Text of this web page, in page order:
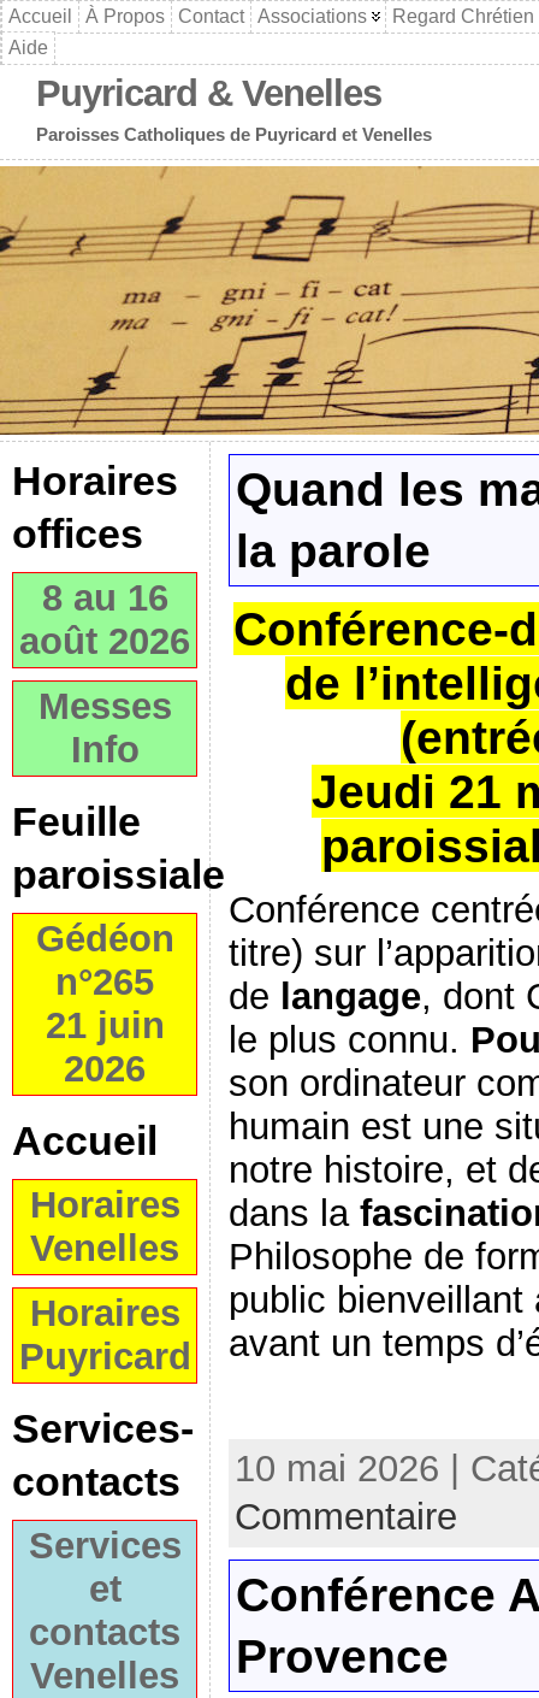
Accueil À Propos Contact Associations
Regard Chrétien
Aide
Puyricard & Venelles
Paroisses Catholiques de Puyricard et Venelles
Horaires
offices
8 au 16
août 2026
Messes
Info
Feuille
paroissiale
Gédéon
n°265
21 juin
2026
Accueil
Horaires
Venelles
Horaires
Puyricard
Services-
contacts
Services
et
contacts
Venelles
Quand les
la parole
Conférence-
de
Jeudi 21
Conférence
titre) sur
de langage, dont
le plus connu.
son ordinateur
humain est une
notre histoire, et
dans la
Philosophe de
public
avant un temps
10 mai 2026 |
Commentaire
Conférence
Provence